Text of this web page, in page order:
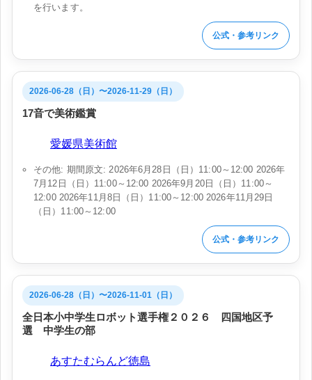
を行います。
公式・参考リンク
2026-06-28（日）〜2026-11-29（日）
17音で美術鑑賞
愛媛県美術館
その他: 期間原文: 2026年6月28日（日）11:00～12:00 2026年
7月12日（日）11:00～12:00 2026年9月20日（日）11:00～
12:00 2026年11月8日（日）11:00～12:00 2026年11月29日
（日）11:00～12:00
公式・参考リンク
2026-06-28（日）〜2026-11-01（日）
全日本小中学生ロボット選手権２０２６ 四国地区予
選 中学生の部
あすたむらんど徳島